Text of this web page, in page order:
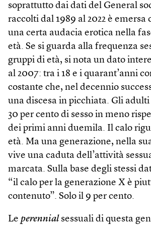
soprattutto dai dati del General
raccolti dal 1989 al 2022 è emersa
una certa audacia erotica nella
età. Se si guarda alla frequenza
gruppi di età, si nota un dato
al 2007: tra i 18 e i quarant’anni
costante che, nel decennio
una discesa in picchiata. Gli
30 per cento di sesso in meno
dei primi anni duemila. Il calo
età. Ma una generazione, nella
vive una caduta dell’attività
marcata. Sulla base degli stessi
“il calo per la generazione X è
contenuto”. Solo il 9 per cento.
Le perennial sessuali di questa